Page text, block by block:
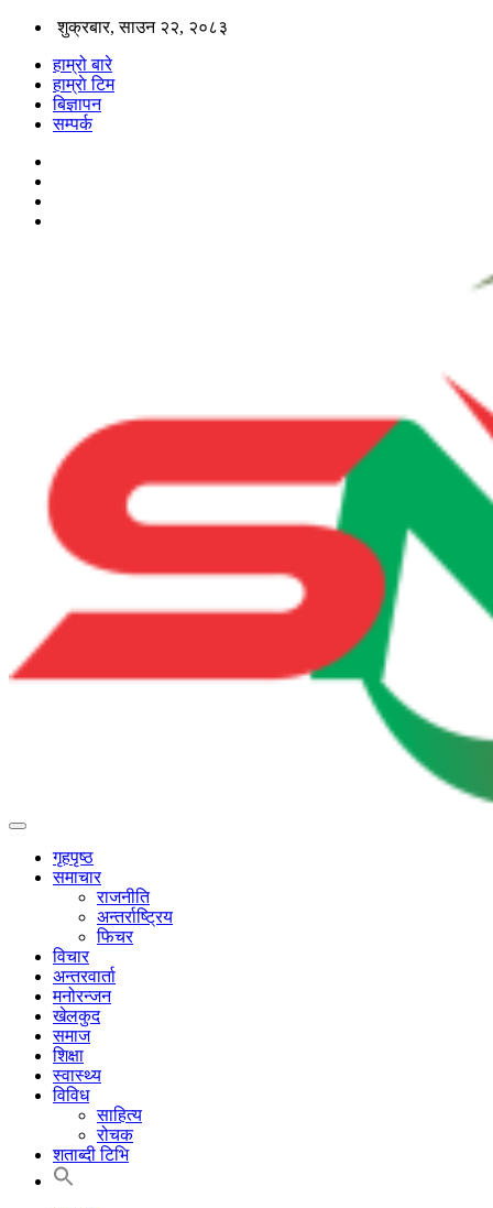
शुक्रबार, साउन २२, २०८३
हाम्रो बारे
हाम्राे टिम
बिज्ञापन
सम्पर्क
गृहपृष्ठ
समाचार
राजनीति
अन्तर्राष्ट्रिय
फिचर
विचार
अन्तरवार्ता
मनोरन्जन
खेलकुद
समाज
शिक्षा
स्वास्थ्य
विविध
साहित्य
रोचक
शताब्दी टिभि